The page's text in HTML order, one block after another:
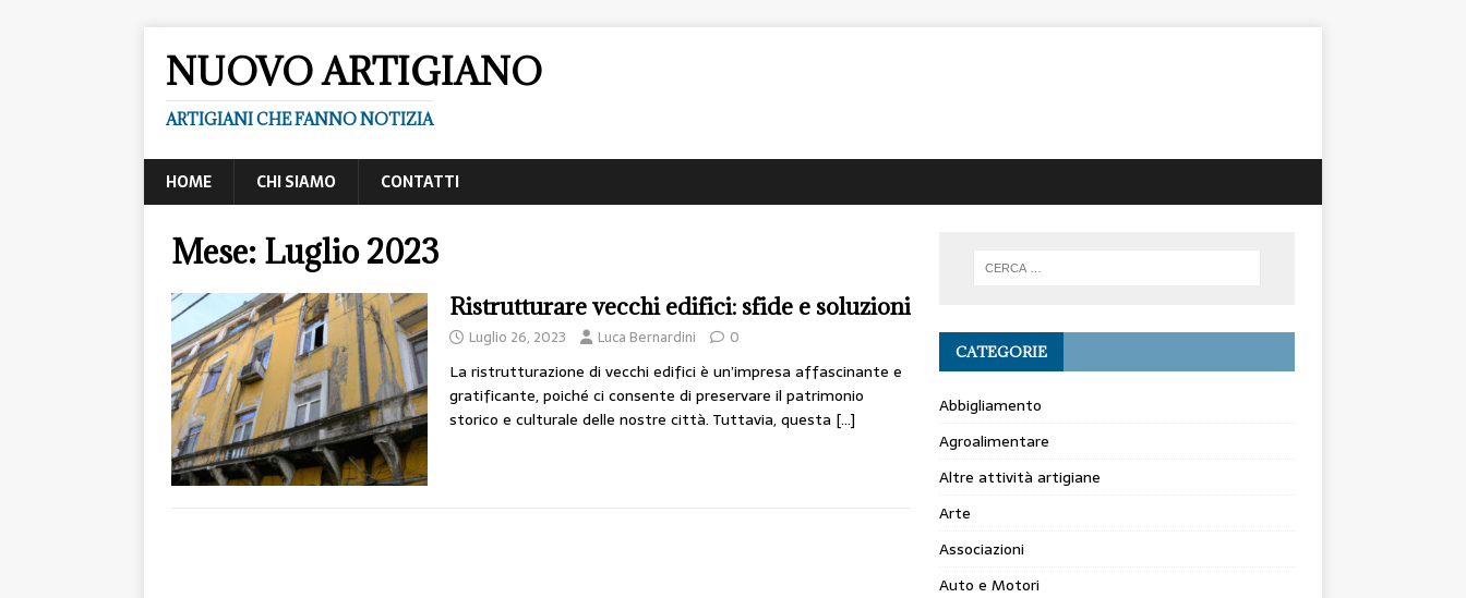
NUOVO ARTIGIANO
ARTIGIANI CHE FANNO NOTIZIA
HOME CHI SIAMO CONTATTI
Mese: Luglio 2023
Ristrutturare vecchi edifici: sfide e soluzioni
Luglio 26, 2023 Luca Bernardini 0
La ristrutturazione di vecchi edifici è un’impresa affascinante e
gratificante, poiché ci consente di preservare il patrimonio
storico e culturale delle nostre città. Tuttavia, questa […]
CATEGORIE
Abbigliamento
Agroalimentare
Altre attività artigiane
Arte
Associazioni
Auto e Motori